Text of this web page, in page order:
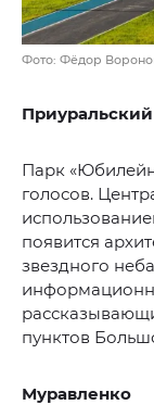
Фото: Фёдор
Парк
голосов.
появится
звездного
пунктов
Муравленко